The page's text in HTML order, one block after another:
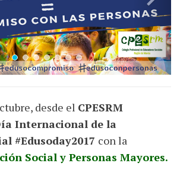
desde el CPESRM
Internacional de la
#Edusoday2017 con la
Social y Personas Mayores.